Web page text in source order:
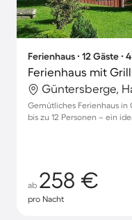
Ferienhaus ∙ 12 Gäste ∙
Ferienhaus mit
Güntersberge,
Gemütliches Ferienhaus
bis zu 12 Personen – ein
ab 258 €
pro Nacht